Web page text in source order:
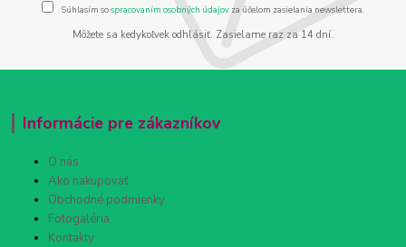
Súhlasím sospracovaním osobných údajov za účelom zasielania newslettera.
Môžete sa kedykoľvek odhlásiť. Zasielame raz za 14 dní.
Informácie pre zákazníkov
O nás
Ako nakupovať
Obchodné podmienky
Fotogaléria
Kontakty